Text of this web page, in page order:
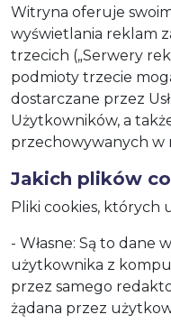
Witryna oferuje
wyświetlania reklam
trzecich („Serwery
podmioty trzecie
dostarczane przez
Użytkowników, a
przechowywanych w
Jakich plików
Pliki cookies, których
- Własne: Są to dane
użytkownika z
przez samego
żądana przez